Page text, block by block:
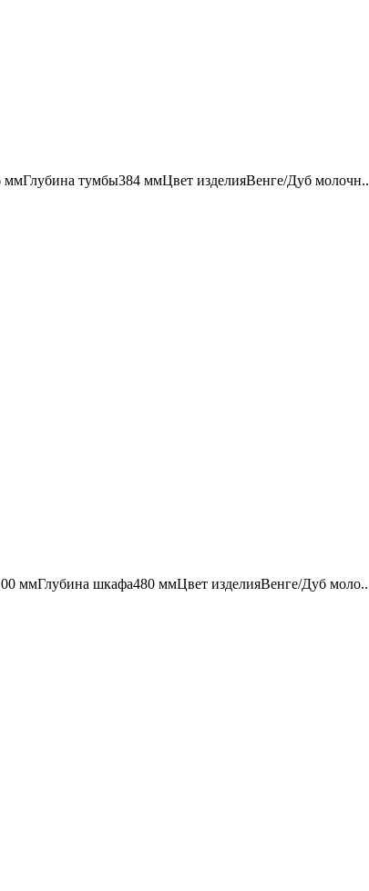
тумбы384 ммЦвет изделияВенге/Дуб молочн..
ммГлубина шкафа480 ммЦвет изделияВенге/Дуб моло..